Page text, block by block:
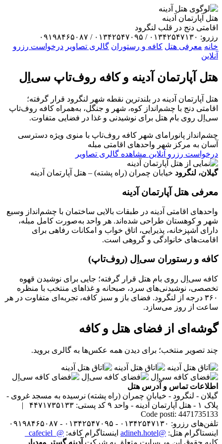
هتل آپارتمان آدینه
اقامتی دنج در قلب لنگرود
رزرو: ۰۱۳۴۲۵۴۷۱۳۰ / ۰۱۳۴۲۵۴۷۰۹۵ / ۰۹۱۹۸۴۶۵۰۸۷
خانه معرفی هتل کافه و رستوران گالری تصاویر درخواست رزرو
آنلاین
هتل آپارتمان آدینه و کافه روف‌تاپ سی‌اِل
هتل آپارتمان آدینه در بلندترین نقطه شهر لنگرود قرار گرفته؛
اقامتی دنج با چشم‌انداز کوه، شهر و جنگل، به‌همراه کافه روف‌تاپ
سی‌اِل روی بام هتل برای نوشیدنی و غذا در فضایی متفاوت.
چشم‌انداز پانورامای شهر کافه روف‌تاپ با منوی ویژه دسترسی
آسان به مرکز شهر واحدهای اقامتی مبله
درخواست رزرو آنلاین مشاهده گالری تصاویر
گیلان، لنگرود خیابان چمران (راه پشته) – هتل آپارتمان آدینه
معرفی هتل آپارتمان آدینه
واحدهای اقامتی آدینه در طبقات بالایی ساختمان با چشم‌انداز وسیع
شهر و کوهستان طراحی شده‌اند. هر واحد به‌صورت کامل مبله،
دارای آشپزخانه، پذیرایی، اتاق خواب و امکانات رفاهی برای
اقامت‌های خانوادگی و گروهی است.
کافه و رستوران سی‌اِل (روف‌تاپ)
کافه سی‌اِل روی بام هتل قرار گرفته؛ جایی برای نوشیدن قهوه
تخصصی، نوشیدنی‌های سرد، صبحانه و غذاهای منتخب با منظره
۳۶۰ درجه از لنگرود. فضای باز و سبز کافه، تجربه‌ای متفاوت در هر
ساعت از روز می‌سازد.
گوشه‌ای از فضای هتل و کافه
چند تصویر منتخب؛ برای دیدن همه عکس‌ها به گالری بروید.
اطلاعات تماس و آدرس هتل
گیلان - لنگرود - خیابان چمران (راه پشته) نرسیده به مسجد غروی -
پلاک ۱ - هتل آپارتمان آدینه - واحد ۹
کد پستی: ۴۴۷۱۷۳۵۱۳۳ |
Code posti: 4471735133
تلفن‌های رزرو: ۰۱۳۴۲۵۴۷۱۳۰ - ۰۱۳۴۲۵۴۷۰۹۵ - ۰۹۱۹۸۴۶۵۰۸۷
اینستاگرام هتل: @adineh.hotel اینستاگرام کافه: @_cafeciel_
کلیه حقوق این وب‌سایت متعلق به شرکت آدینه گستر مهدیار